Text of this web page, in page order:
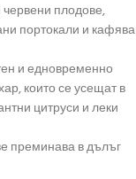
плодове,
портокали и кафява
и едновременно
които се усещат в
цитруси и леки
преминава в дълъг